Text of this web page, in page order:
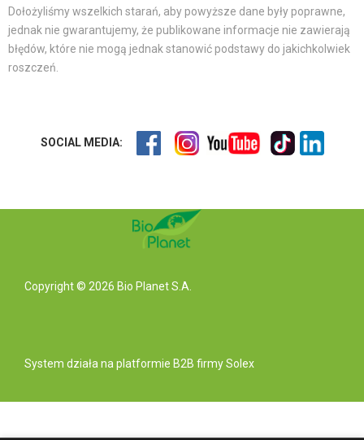
Dołożyliśmy wszelkich starań, aby powyższe dane były poprawne,
jednak nie gwarantujemy, że publikowane informacje nie zawierają
błędów, które nie mogą jednak stanowić podstawy do jakichkolwiek
roszczeń.
SOCIAL MEDIA:
Copyright © 2026 Bio Planet S.A.
System działa na platformie B2B firmy Solex